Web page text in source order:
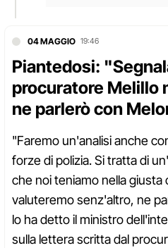
04 MAGGIO 19:46
Piantedosi:
procuratore Melillo
ne parlerò con
"Faremo un'analisi anche
forze di polizia. Si tratta di
che noi teniamo nella giusta
valuteremo senz'altro, ne
lo ha detto il ministro
sulla lettera scritta dal